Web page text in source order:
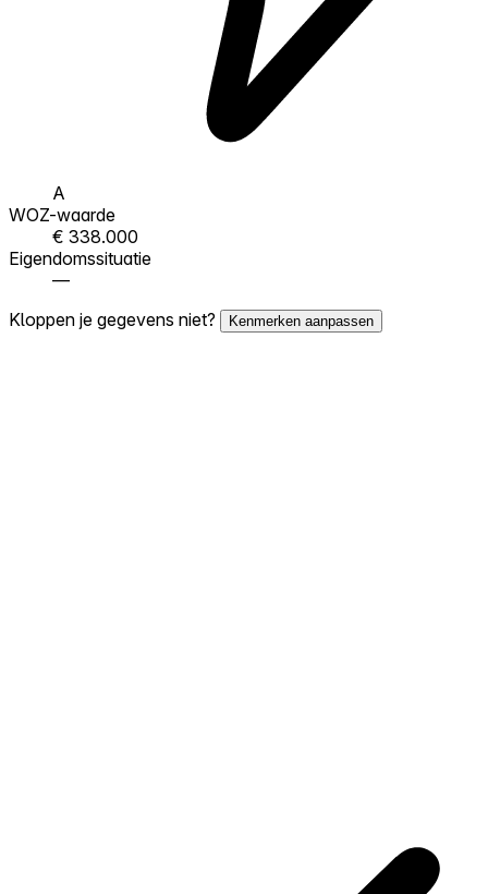
A
WOZ-waarde
€ 338.000
Eigendomssituatie
—
Kloppen je gegevens niet?
Kenmerken aanpassen